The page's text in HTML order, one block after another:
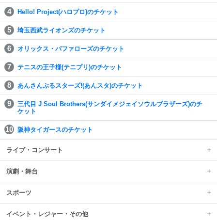
Hello! Project(ハロプロ)のチケット
埼玉西武ライオンズのチケット
オリックス・バファローズのチケット
テニスの王子様(テニプリ)のチケット
あんさんぶるスターズ!(あんスタ)のチケット
三代目 J Soul Brothers(サンダイメジェイソウルブラザーズ)のチ
ケット
阪神タイガースのチケット
ライブ・コンサート
演劇・舞台
スポーツ
イベント・レジャー・その他